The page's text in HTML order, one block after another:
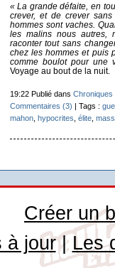
« La grande défaite, en
crever, et de crever
hommes sont vaches.
les malins nous autres,
raconter tout sans
chez les hommes et puis
comme boulot pour une
Voyage au bout de la nuit.
19:22 Publié dans Chroniques
Commentaires (3) | Tags :
mahon, hypocrites élite,
Créer un
à jour| Les